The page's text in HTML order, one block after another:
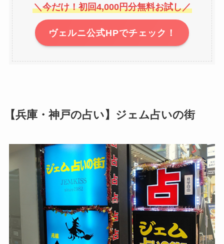
＼今だけ！初回4,000円分無料お試し／
ヴェルニ公式HPでチェック！
【兵庫・神戸の占い】ジェム占いの街